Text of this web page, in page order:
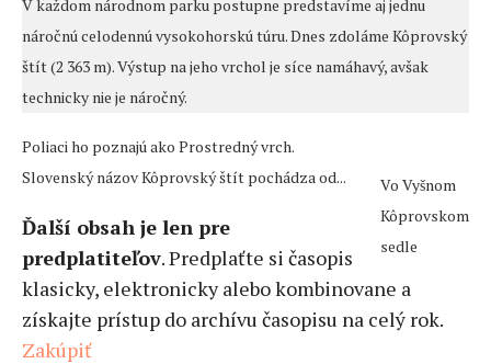
V každom národnom parku postupne predstavíme aj jednu
náročnú celodennú vysokohorskú túru. Dnes zdoláme Kôprovský
štít (2 363 m). Výstup na jeho vrchol je síce namáhavý, avšak
technicky nie je náročný.
Vo Vyšnom
Kôprovskom
sedle
Poliaci ho poznajú ako Prostredný vrch.
Slovenský názov Kôprovský štít pochádza od...
Ďalší obsah je len pre
predplatiteľov. Predplaťte si časopis
klasicky, elektronicky alebo kombinovane a
získajte prístup do archívu časopisu na celý rok.
Zakúpiť